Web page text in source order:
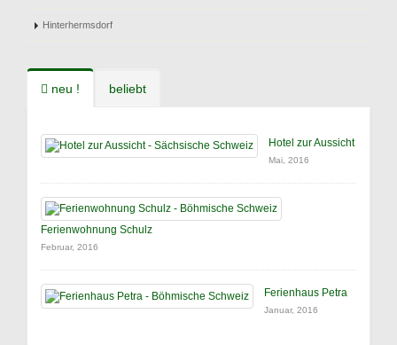
Hinterhermsdorf
neu ! beliebt
Hotel zur Aussicht
Mai, 2016
Ferienwohnung Schulz
Februar, 2016
Ferienhaus Petra
Januar, 2016